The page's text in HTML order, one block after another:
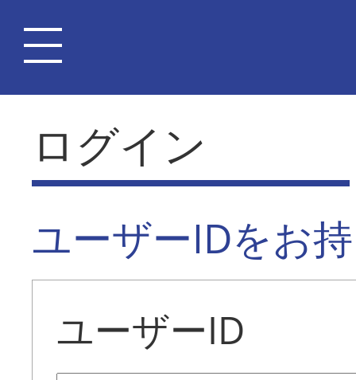
ログイン
ユーザーIDをお
ユーザーID